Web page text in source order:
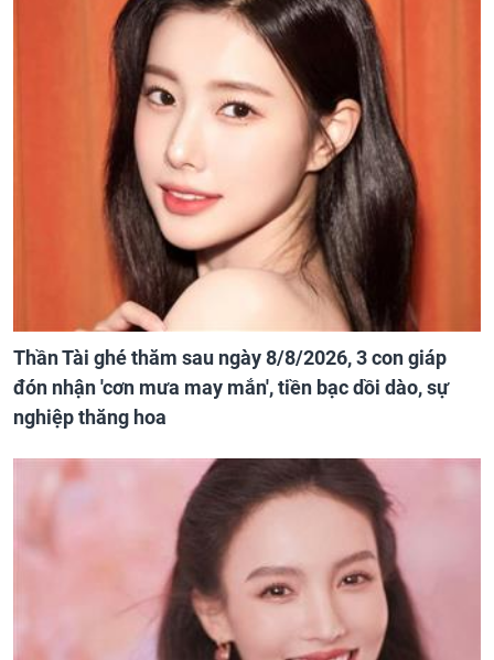
Thần Tài ghé thăm sau ngày 8/8/2026, 3 con giáp
đón nhận 'cơn mưa may mắn', tiền bạc dồi dào, sự
nghiệp thăng hoa